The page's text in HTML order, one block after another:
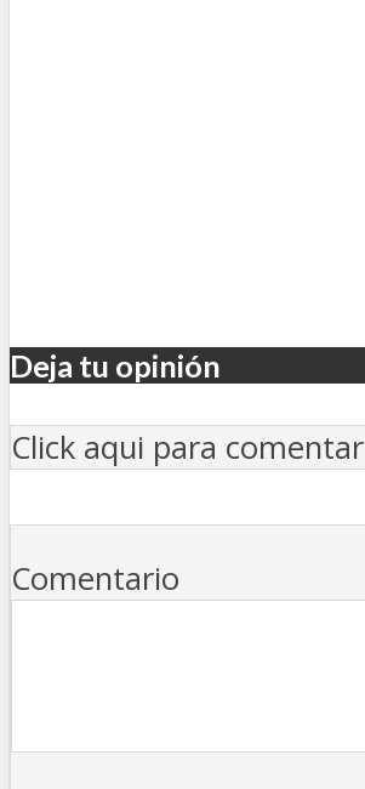
Deja tu opinión
Click aqui para comentar
Comentario